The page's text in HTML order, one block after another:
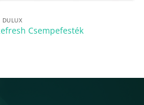
DULUX
Csempefesték